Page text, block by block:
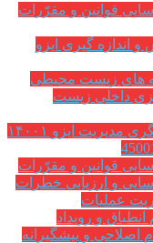
و مقرّرات
گیری ایزو
محیطی
زیست
۱۴۰۰۱
و مقرّرات
خطرات
و پیشگیرانه